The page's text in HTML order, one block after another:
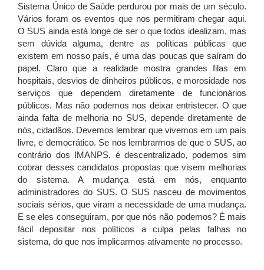
Sistema Único de Saúde perdurou por mais de um século.
Vários foram os eventos que nos permitiram chegar aqui.
O SUS ainda está longe de ser o que todos idealizam, mas
sem dúvida alguma, dentre as políticas públicas que
existem em nosso país, é uma das poucas que saíram do
papel. Claro que a realidade mostra grandes filas em
hospitais, desvios de dinheiros públicos, e morosidade nos
serviços que dependem diretamente de funcionários
públicos. Mas não podemos nos deixar entristecer. O que
ainda falta de melhoria no SUS, depende diretamente de
nós, cidadãos. Devemos lembrar que vivemos em um país
livre, e democrático. Se nos lembrarmos de que o SUS, ao
contrário dos IMANPS, é descentralizado, podemos sim
cobrar desses candidatos propostas que visem melhorias
do sistema. A mudança está em nós, enquanto
administradores do SUS. O SUS nasceu de movimentos
sociais sérios, que viram a necessidade de uma mudança.
E se eles conseguiram, por que nós não podemos? É mais
fácil depositar nos políticos a culpa pelas falhas no
sistema, do que nos implicarmos ativamente no processo.